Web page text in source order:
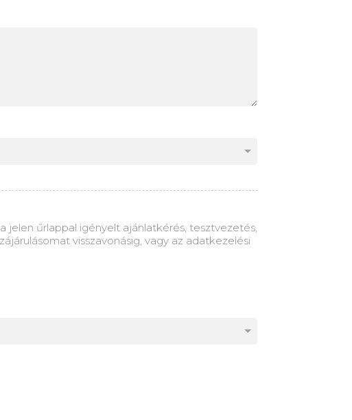
űrlappal igényelt ajánlatkérés, tesztvezetés,
visszavonásig, vagy az adatkezelési